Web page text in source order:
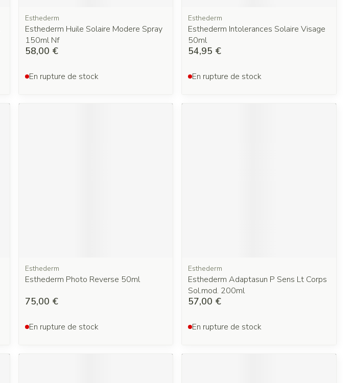
Esthederm
Esthederm Huile Solaire Modere Spray
150ml Nf
58,00 €
En rupture de stock
Esthederm
Esthederm Intolerances Solaire Visage
50ml
54,95 €
En rupture de stock
Esthederm
Esthederm Photo Reverse 50ml
75,00 €
En rupture de stock
Esthederm
Esthederm Adaptasun P Sens Lt Corps
Sol.mod. 200ml
57,00 €
En rupture de stock